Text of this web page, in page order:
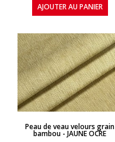
AJOUTER AU PANIER
APERÇU RAPIDE
Peau de veau velours grain
bambou - JAUNE OCRE